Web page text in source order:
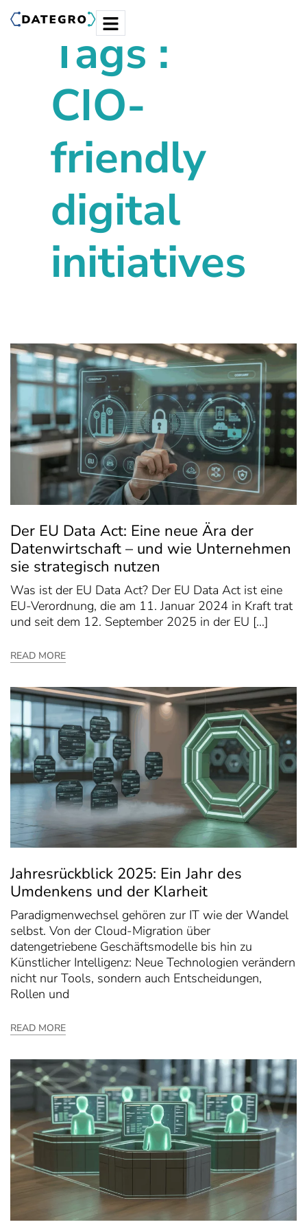
Tags :
CIO-
friendly
digital
initiatives
Der EU Data Act: Eine neue Ära der
Datenwirtschaft – und wie Unternehmen
sie strategisch nutzen
Was ist der EU Data Act? Der EU Data Act ist eine
EU-Verordnung, die am 11. Januar 2024 in Kraft trat
und seit dem 12. September 2025 in der EU […]
READ MORE
Jahresrückblick 2025: Ein Jahr des
Umdenkens und der Klarheit
Paradigmenwechsel gehören zur IT wie der Wandel
selbst. Von der Cloud-Migration über
datengetriebene Geschäftsmodelle bis hin zu
Künstlicher Intelligenz: Neue Technologien verändern
nicht nur Tools, sondern auch Entscheidungen,
Rollen und
READ MORE